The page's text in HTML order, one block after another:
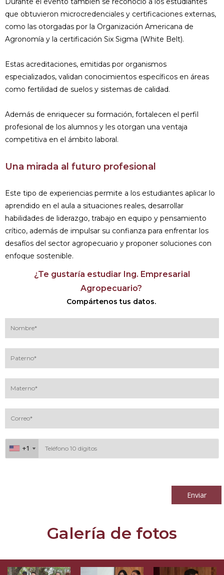
que obtuvieron microcredenciales y certificaciones externas,
como las otorgadas por la Organización Americana de
Agronomía y la certificación Six Sigma (White Belt).
Estas acreditaciones, emitidas por organismos
especializados, validan conocimientos específicos en áreas
como fertilidad de suelos y sistemas de calidad.
Además de enriquecer su formación, fortalecen el perfil
profesional de los alumnos y les otorgan una ventaja
competitiva en el ámbito laboral.
Una mirada al futuro profesional
Este tipo de experiencias permite a los estudiantes aplicar lo
aprendido en el aula a situaciones reales, desarrollar
habilidades de liderazgo, trabajo en equipo y pensamiento
crítico, además de impulsar su confianza para enfrentar los
desafíos del sector agropecuario y proponer soluciones con
enfoque sostenible.
¿Te gustaría estudiar Ing. Empresarial
Agropecuario?
Compártenos tus datos.
+1
+1
Enviar
Galería de fotos